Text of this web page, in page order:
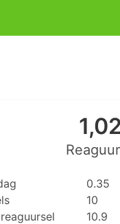
0.35
10
10.9